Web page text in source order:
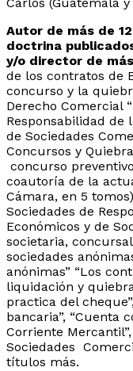
Autor de más de
doctrina
y/o director de
de los contratos de
concurso y la
Derecho Comercial
Responsabilidad de
de Sociedades
Concursos y
concurso
coautoría de la
Cámara, en 5
Sociedades de
Económicos y de
societaria,
sociedades
anónimas” “Los
liquidación y
practica del
bancaria”, “Cuenta
Corriente
Sociedades
títulos más.